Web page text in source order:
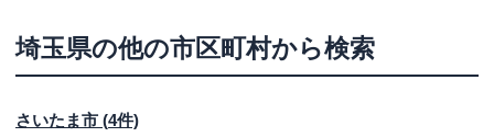
埼玉県の他の市区町村から検索
さいたま市 (4件)